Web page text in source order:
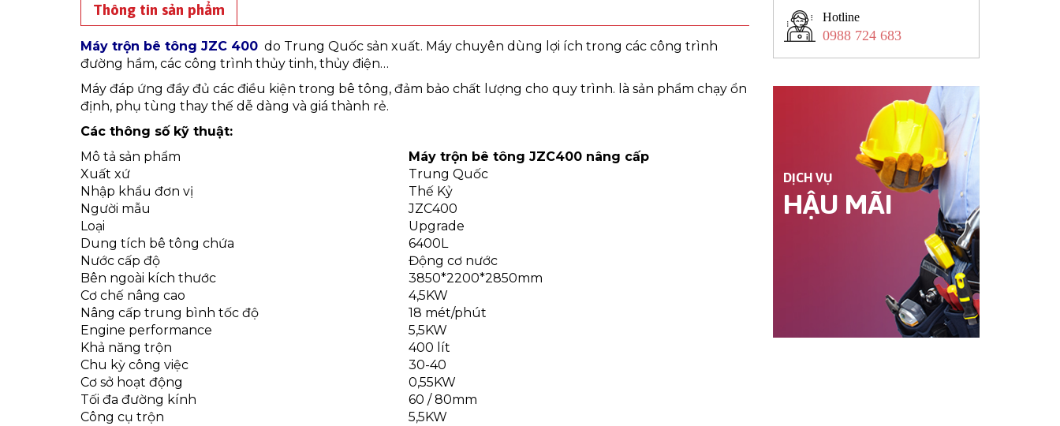
Thông tin sản phẩm
Máy trộn bê tông JZC 400 do Trung Quốc sản xuất. Máy chuyên dùng lợi ích trong các công trình
đường hầm, các công trình thủy tinh, thủy điện…
Máy đáp ứng đầy đủ các điều kiện trong bê tông, đảm bảo chất lượng cho quy trình. là sản phẩm chạy ổn
định, phụ tùng thay thế dễ dàng và giá thành rẻ.
Các thông số kỹ thuật:
Mô tả sản phẩm
Máy trộn bê tông JZC400 nâng cấp
Xuất xứ
Trung Quốc
Nhập khẩu đơn vị
Thế Kỷ
Người mẫu
JZC400
Loại
Upgrade
Dung tích bê tông chứa
6400L
Nước cấp độ
Động cơ nước
Bên ngoài kích thước
3850*2200*2850mm
Cơ chế nâng cao
4,5KW
Nâng cấp trung bình tốc độ
18 mét/phút
Engine performance
5,5KW
Khả năng trộn
400 lít
Chu kỳ công việc
30-40
Cơ sở hoạt động
0,55KW
Tối đa đường kính
60 / 80mm
Công cụ trộn
5,5KW
Hotline
0988 724 683
DỊCH VỤ
HẬU MÃI